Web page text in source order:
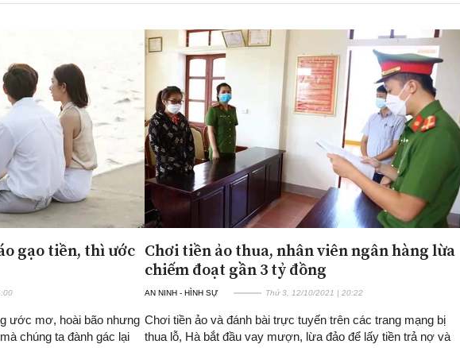
An ninh - Hình sự
Xu hướng thị trường
Tiêu dùng và dư luận
Công nghệ
INFOCUS
gạo tiền, thì ước
ước mơ, hoài bão nhưng
chúng ta đành gác lại
Chơi tiền ảo thua, nhân viên ngân hàng lừa
chiếm đoạt gần 3 tỷ đồng
AN NINH - HÌNH SỰ Thứ 3, 12/10/2021 | 20:22
Chơi tiền ảo và đánh bài trực tuyến trên các trang mạng bị
thua lỗ, Hà bắt đầu vay mượn, lừa đảo để lấy tiền trả nợ và